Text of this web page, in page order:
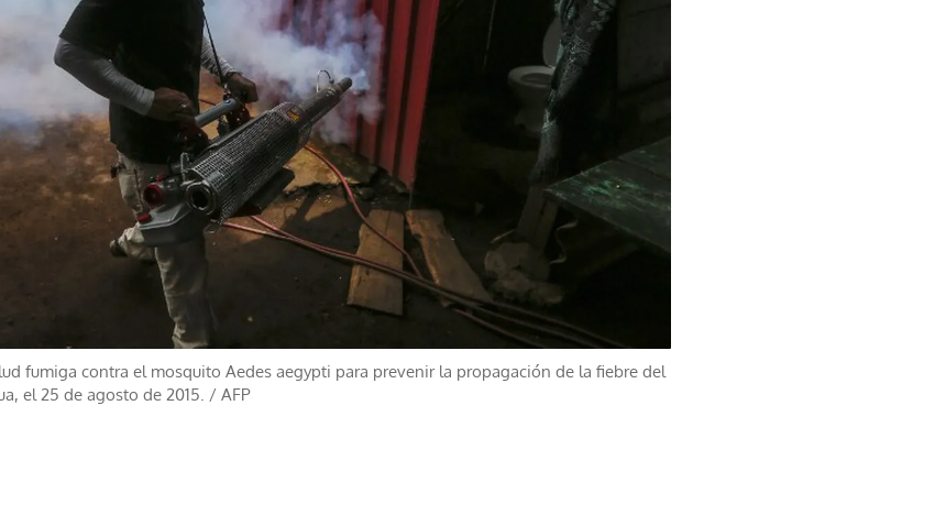
fumiga contra el mosquito Aedes aegypti para prevenir la propagación de la fiebre del
el 25 de agosto de 2015. / AFP